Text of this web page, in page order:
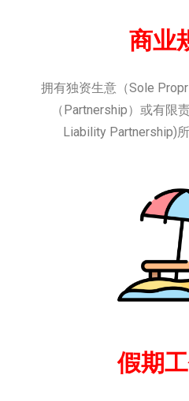
商业
拥有独资生意（Sole
（Partnership）或有限
Liability Partnership)
假期